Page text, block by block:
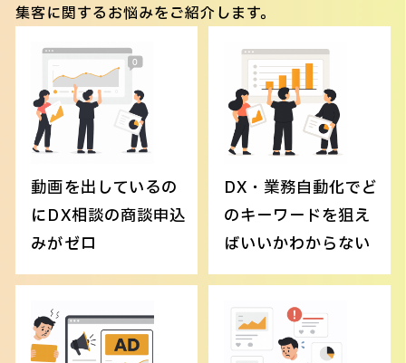
集客に関するお悩みをご紹介します。
動画を出しているの
にDX相談の商談申込
みがゼロ
DX・業務自動化でど
のキーワードを狙え
ばいいかわからない